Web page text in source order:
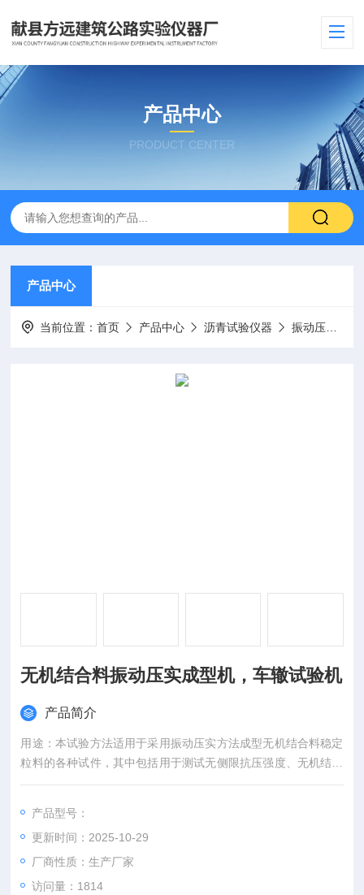
产品中心
PRODUCT CENTER
产品中心
当前位置：首页 产品中心 沥青试验仪器 振动压实成型机
无机结合料振动压实成型机，车辙试验机
产品简介
用途：本试验方法适用于采用振动压实方法成型无机结合料稳定
粒料的各种试件，其中包括用于测试无侧限抗压强度、无机结合
料振动压实成型机，车辙试验机
产品型号：
更新时间：2025-10-29
厂商性质：生产厂家
访问量：1814